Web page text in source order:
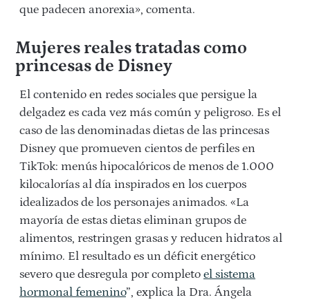
que padecen anorexia», comenta.
Mujeres reales tratadas como
princesas de Disney
El contenido en redes sociales que persigue la
delgadez es cada vez más común y peligroso. Es el
caso de las denominadas dietas de las princesas
Disney que promueven cientos de perfiles en
TikTok: menús hipocalóricos de menos de 1.000
kilocalorías al día inspirados en los cuerpos
idealizados de los personajes animados. «La
mayoría de estas dietas eliminan grupos de
alimentos, restringen grasas y reducen hidratos al
mínimo. El resultado es un déficit energético
severo que desregula por completo el sistema
hormonal femenino”, explica la Dra. Ángela